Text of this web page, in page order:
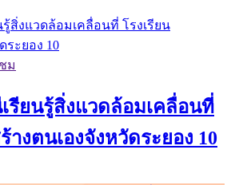
ม
รียนรู้สิ่งแวดล้อมเคลื่อนที่
างตนเองจังหวัดระยอง 10